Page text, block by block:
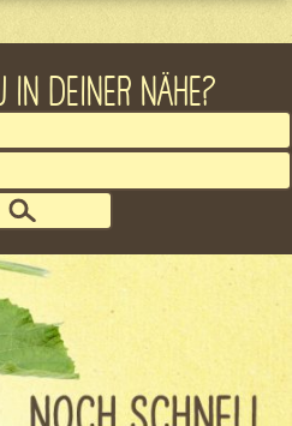
IN DEINER NÄHE?